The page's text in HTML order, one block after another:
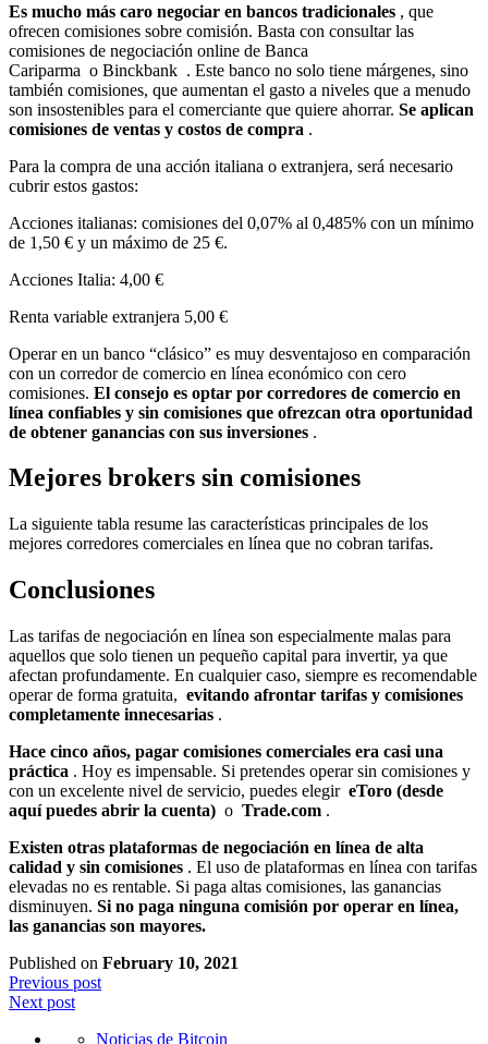
Es mucho más caro negociar en bancos tradicionales , que
ofrecen comisiones sobre comisión. Basta con consultar las
comisiones de negociación online de Banca
Cariparma o Binckbank . Este banco no solo tiene márgenes, sino
también comisiones, que aumentan el gasto a niveles que a menudo
son insostenibles para el comerciante que quiere ahorrar. Se aplican
comisiones de ventas y costos de compra .
Para la compra de una acción italiana o extranjera, será necesario
cubrir estos gastos:
Acciones italianas: comisiones del 0,07% al 0,485% con un mínimo
de 1,50 € y un máximo de 25 €.
Acciones Italia: 4,00 €
Renta variable extranjera 5,00 €
Operar en un banco “clásico” es muy desventajoso en comparación
con un corredor de comercio en línea económico con cero
comisiones. El consejo es optar por corredores de comercio en
línea confiables y sin comisiones que ofrezcan otra oportunidad
de obtener ganancias con sus inversiones .
Mejores brokers sin comisiones
La siguiente tabla resume las características principales de los
mejores corredores comerciales en línea que no cobran tarifas.
Conclusiones
Las tarifas de negociación en línea son especialmente malas para
aquellos que solo tienen un pequeño capital para invertir, ya que
afectan profundamente. En cualquier caso, siempre es recomendable
operar de forma gratuita, evitando afrontar tarifas y comisiones
completamente innecesarias .
Hace cinco años, pagar comisiones comerciales era casi una
práctica . Hoy es impensable. Si pretendes operar sin comisiones y
con un excelente nivel de servicio, puedes elegir eToro (desde
aquí puedes abrir la cuenta) o Trade.com .
Existen otras plataformas de negociación en línea de alta
calidad y sin comisiones . El uso de plataformas en línea con tarifas
elevadas no es rentable. Si paga altas comisiones, las ganancias
disminuyen. Si no paga ninguna comisión por operar en línea,
las ganancias son mayores.
Published on February 10, 2021
Previous post
Next post
Noticias de Bitcoin